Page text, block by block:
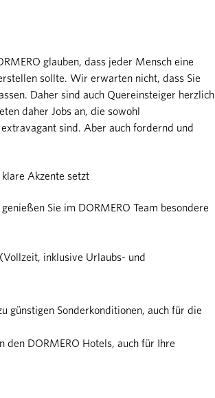
glauben, dass jeder Mensch eine
sollte. Wir erwarten nicht, dass Sie
Daher sind auch Quereinsteiger herzlich
daher Jobs an, die sowohl
sind. Aber auch fordernd und
Akzente setzt
Sie im DORMERO Team besondere
inklusive Urlaubs- und
günstigen Sonderkonditionen, auch für die
den DORMERO Hotels, auch für Ihre